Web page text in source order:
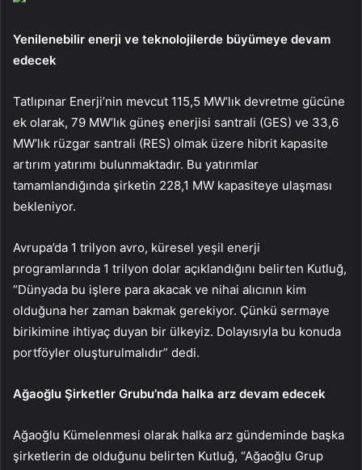
Yenilenebilir enerji ve teknolojilerde büyümeye devam
edecek
Tatlıpınar Enerji’nin mevcut 115,5 MW’lık devretme gücüne
ek olarak, 79 MW’lık güneş enerjisi santrali (GES) ve 33,6
MW’lık rüzgar santrali (RES) olmak üzere hibrit kapasite
artırım yatırımı bulunmaktadır. Bu yatırımlar
tamamlandığında şirketin 228,1 MW kapasiteye ulaşması
bekleniyor.
Avrupa’da 1 trilyon avro, küresel yeşil enerji
programlarında 1 trilyon dolar açıklandığını belirten Kutluğ,
“Dünyada bu işlere para akacak ve nihai alıcının kim
olduğuna her zaman bakmak gerekiyor. Çünkü sermaye
birikimine ihtiyaç duyan bir ülkeyiz. Dolayısıyla bu konuda
portföyler oluşturulmalıdır” dedi.
Ağaoğlu Şirketler Grubu’nda halka arz devam edecek
Ağaoğlu Kümelenmesi olarak halka arz gündeminde başka
şirketlerin de olduğunu belirten Kutluğ, “Ağaoğlu Grup